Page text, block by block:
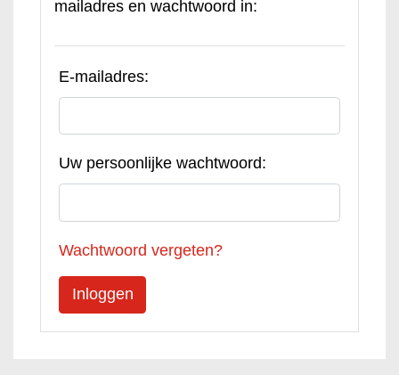
mailadres en wachtwoord in:
E-mailadres:
Uw persoonlijke wachtwoord:
Wachtwoord vergeten?